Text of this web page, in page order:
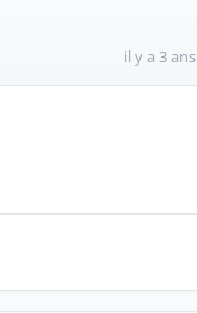
il y a 3 ans